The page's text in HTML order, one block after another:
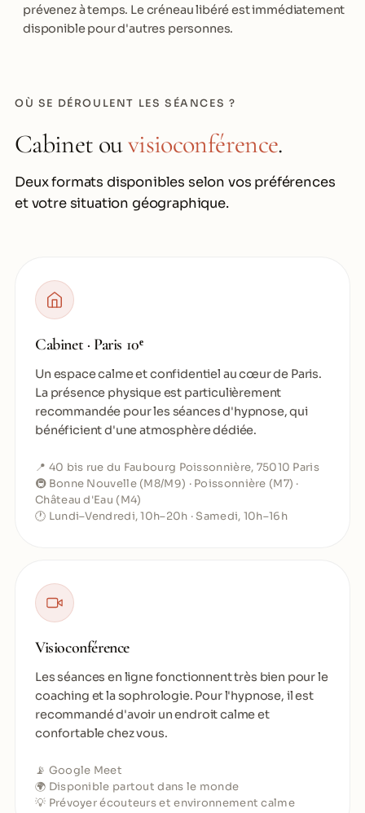
prévenez à temps. Le créneau libéré est immédiatement
disponible pour d'autres personnes.
OÙ SE DÉROULENT LES SÉANCES ?
Cabinet ouvisioconférence.
Deux formats disponibles selon vos préférences
et votre situation géographique.
Cabinet · Paris 10ᵉ
Un espace calme et confidentiel au cœur de Paris.
La présence physique est particulièrement
recommandée pour les séances d'hypnose, qui
bénéficient d'une atmosphère dédiée.
📍 40 bis rue du Faubourg Poissonnière, 75010 Paris
🚇 Bonne Nouvelle (M8/M9) · Poissonnière (M7) ·
Château d'Eau (M4)
🕐 Lundi–Vendredi, 10h–20h · Samedi, 10h–16h
Visioconférence
Les séances en ligne fonctionnent très bien pour le
coaching et la sophrologie. Pour l'hypnose, il est
recommandé d'avoir un endroit calme et
confortable chez vous.
📡 Google Meet
🌍 Disponible partout dans le monde
💡 Prévoyer écouteurs et environnement calme